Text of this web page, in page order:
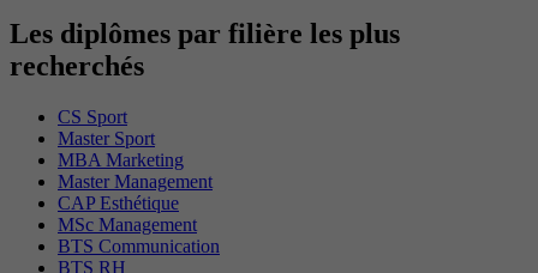
Les diplômes par filière les plus
recherchés
CS Sport
Master Sport
MBA Marketing
Master Management
CAP Esthétique
MSc Management
BTS Communication
BTS RH